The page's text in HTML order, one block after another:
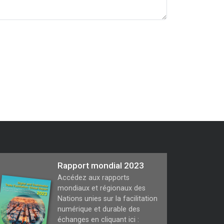
Rapport mondial 2023
Accédez aux rapports
mondiaux et régionaux des
Nations unies sur la facilitation
numérique et durable des
échanges en cliquant ici :